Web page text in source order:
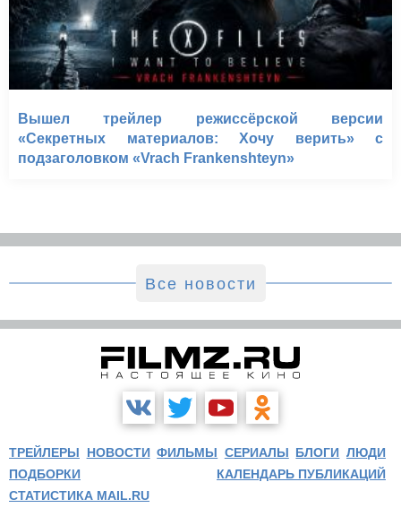
Вышел трейлер режиссёрской версии
«Секретных материалов: Хочу верить» с
подзаголовком «Vrach Frankenshteyn»
Все новости
ТРЕЙЛЕРЫ НОВОСТИ ФИЛЬМЫ СЕРИАЛЫ БЛОГИ ЛЮДИ
ПОДБОРКИ
КАЛЕНДАРЬ ПУБЛИКАЦИЙ
СТАТИСТИКА MAIL.RU